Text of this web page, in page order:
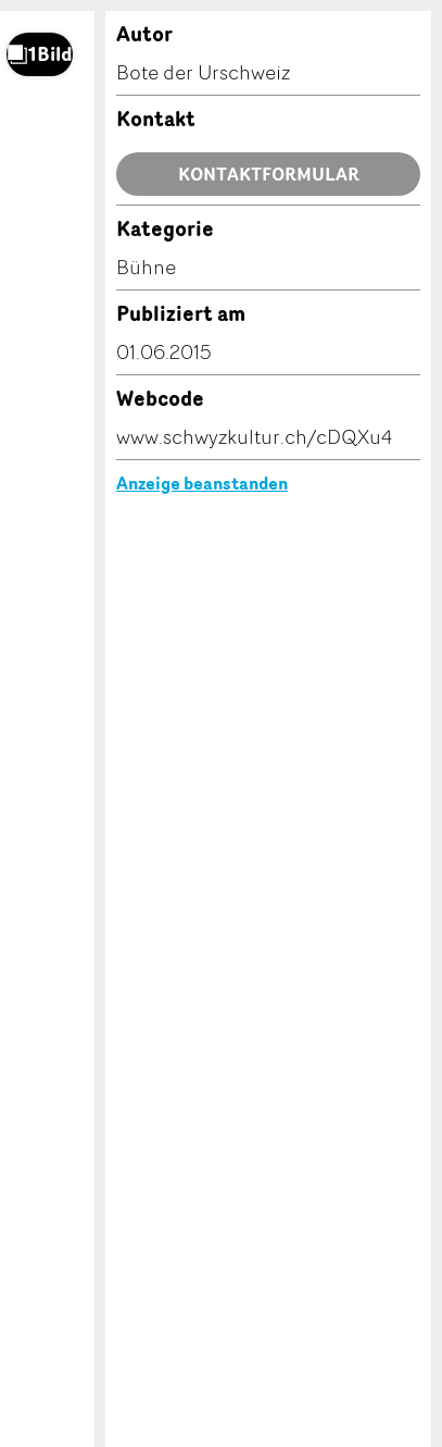
Autor
Bote der Urschweiz
Kontakt
KONTAKTFORMULAR
Kategorie
Bühne
Publiziert am
01.06.2015
Webcode
www.schwyzkultur.ch/cDQXu4
Anzeige beanstanden